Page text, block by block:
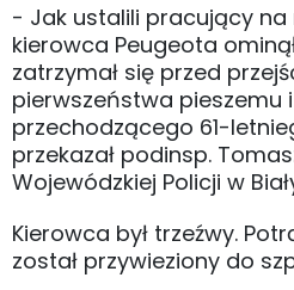
- Jak ustalili pracujący
kierowca Peugeota
zatrzymał się przed
pierwszeństwa pieszemu
przechodzącego 61-
przekazał podinsp.
Wojewódzkiej Policji w
Kierowca był trzeźwy.
został przywieziony do